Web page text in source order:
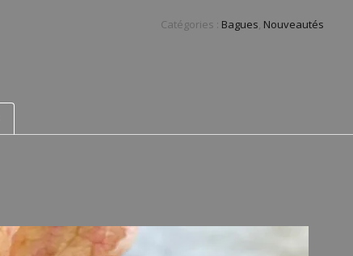
Catégories : Bagues, Nouveautés